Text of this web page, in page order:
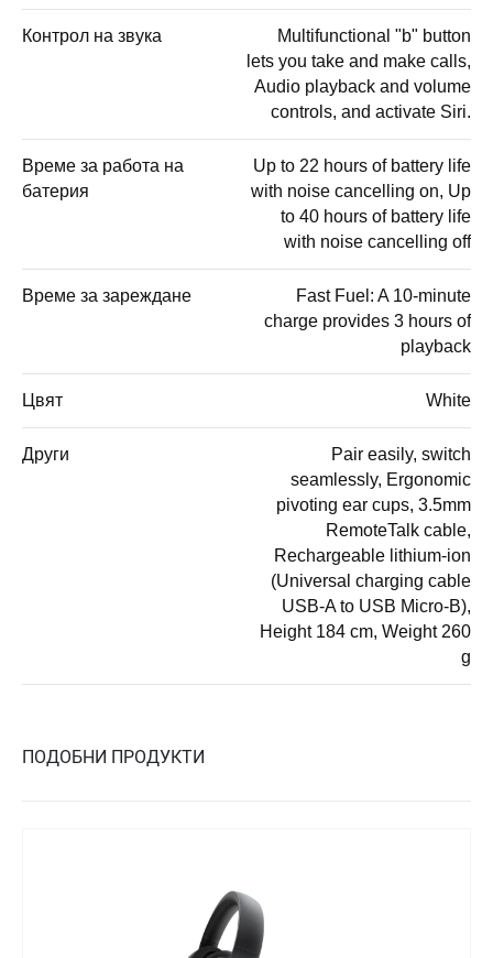
Контрол на звука
Multifunctional "b" button
lets you take and make calls,
Audio playback and volume
controls, and activate Siri.
Време за работа на
батерия
Up to 22 hours of battery life
with noise cancelling on, Up
to 40 hours of battery life
with noise cancelling off
Време за зареждане
Fast Fuel: A 10-minute
charge provides 3 hours of
playback
Цвят White
Други
Pair easily, switch
seamlessly, Ergonomic
pivoting ear cups, 3.5mm
RemoteTalk cable,
Rechargeable lithium-ion
(Universal charging cable
USB-A to USB Micro-B),
Height 184 cm, Weight 260
g
ПОДОБНИ ПРОДУКТИ